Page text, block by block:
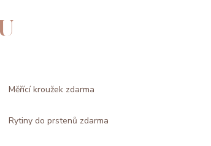
Měřící kroužek zdarma
Rytiny do prstenů zdarma